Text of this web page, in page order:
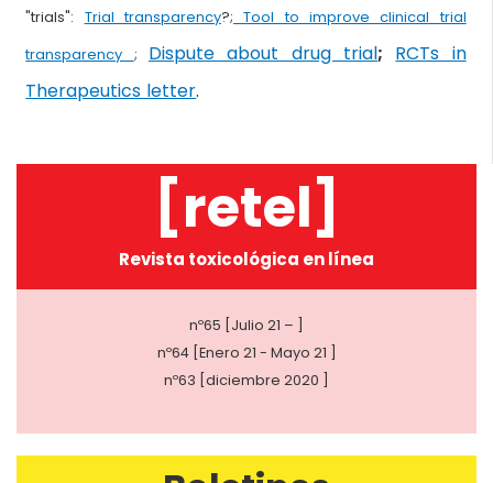
"trials": Trial transparency?; Tool to improve clinical trial
transparency ; Dispute about drug trial; RCTs in
Therapeutics letter.
[retel]
Revista toxicológica en línea
nº65 [Julio 21 – ]
nº64 [Enero 21 - Mayo 21 ]
nº63 [diciembre 2020 ]